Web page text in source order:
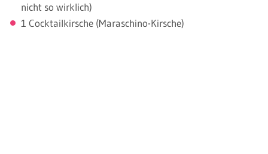
nicht so wirklich)
1 Cocktailkirsche (Maraschino-Kirsche)